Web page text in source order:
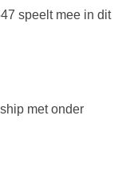
speelt mee in dit
met onder